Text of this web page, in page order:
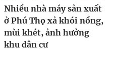
Nhiều nhà máy sản xuất
ở Phú Thọ xả khói nồng,
mùi khét, ảnh hưởng
khu dân cư